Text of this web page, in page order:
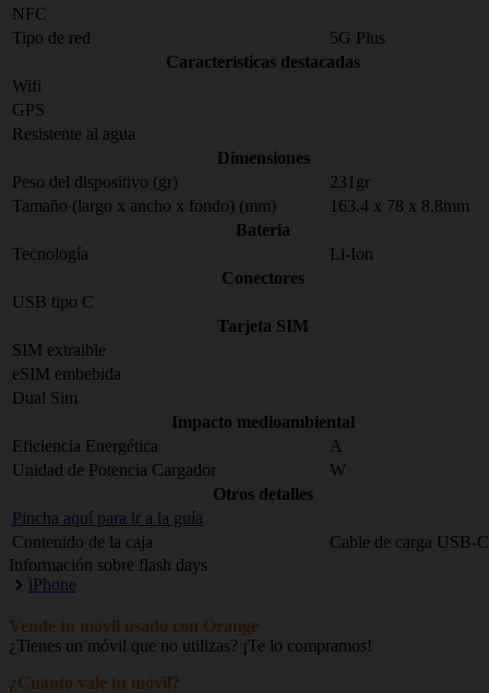
NFC
Tipo de red
5G Plus
Características destacadas
Wifi
GPS
Resistente al agua
Dimensiones
Peso del dispositivo (gr)
231gr
Tamaño (largo x ancho x fondo) (mm)
163.4 x 78 x 8.8mm
Bateria
Tecnología
Li-Ion
Conectores
USB tipo C
Tarjeta SIM
SIM extraible
eSIM embebida
Dual Sim
Impacto medioambiental
Eficiencia Energética
A
Unidad de Potencia Cargador
W
Otros detalles
Pincha aquí para ir a la guía
Contenido de la caja
Cable de carga USB-C
Información sobre flash days
iPhone
Vende tu móvil usado con Orange
¿Tienes un móvil que no utilizas? ¡Te lo compramos!
¿Cuánto vale tu móvil?